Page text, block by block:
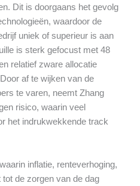
Dit is doorgaans het gevolg
waardoor de
uniek of superieur is aan
is sterk gefocust met 48
relatief zware allocatie
af te wijken van de
te varen, neemt Zhang
risico, waarin veel
het indrukwekkende track
inflatie, renteverhoging,
de zorgen van de dag